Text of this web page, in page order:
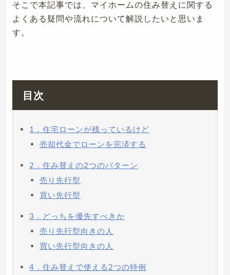
そこで本記事では、マイホームの住み替えに関する
よくある疑問や流れについて解説したいと思いま
す。
目次
1．住宅ローンが残っているけど
売却代金でローンを完済する
2．住み替えの2つのパターン
売り先行型
買い先行型
3．どっちを優先すべきか
売り先行型向きの人
買い先行型向きの人
4．住み替えで使える2つの特例